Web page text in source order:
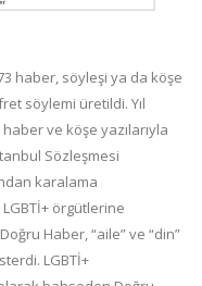
haber, söyleşi ya da köşe
söylemi üretildi. Yıl
ve köşe yazılarıyla
Sözleşmesi
karalama
örgütlerine
Haber, “aile” ve “din”
LGBTİ+